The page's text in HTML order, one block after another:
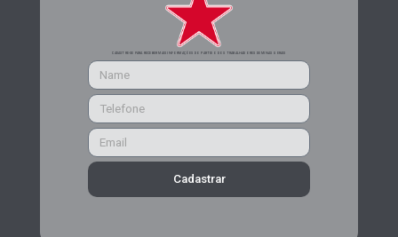
CADASTRE-SE PARA RECEBER MAIS INFORMAÇÕES DO PARTIDO DOS TRABALHADORES DE MINAS GERAIS
Cadastrar